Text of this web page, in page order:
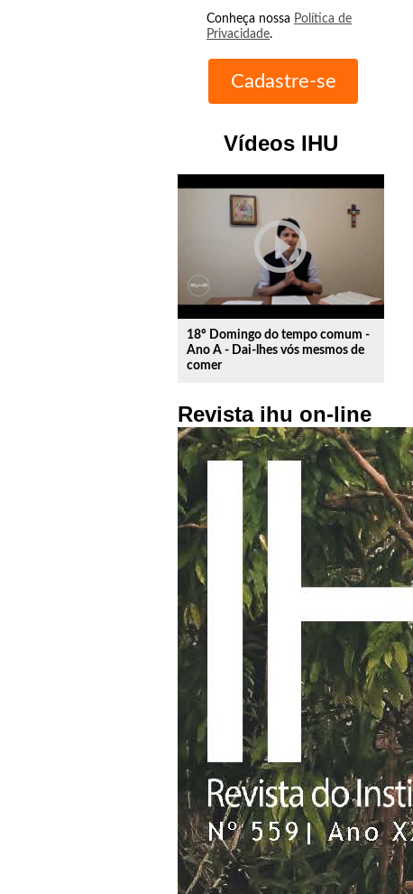
Conheça nossa Política de
Privacidade.
Vídeos IHU
play_circle_outline
18º Domingo do tempo comum -
Ano A - Dai-lhes vós mesmos de
comer
Revista ihu on-line